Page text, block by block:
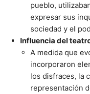
pueblo,
expresar sus
sociedad y el
Influencia del
A medida que
incorporaron
los disfraces, la
representación